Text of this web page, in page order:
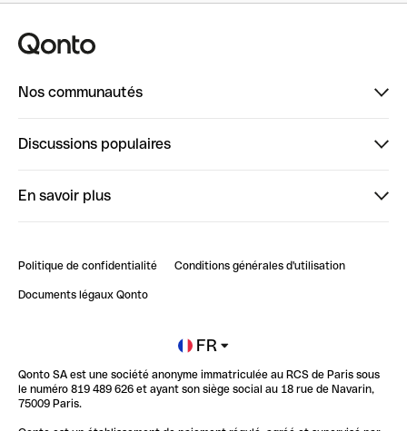
Nos communautés
ClubQonto
Discussions populaires
Impact de l'IA sur les carrières/productivité
En savoir plus
Blog
Newsroom
Glossaire finance
Politique de confidentialité Conditions générales d'utilisation
Documents légaux Qonto
FR
Qonto SA est une société anonyme immatriculée au RCS de Paris sous
le numéro 819 489 626 et ayant son siège social au 18 rue de Navarin,
75009 Paris.